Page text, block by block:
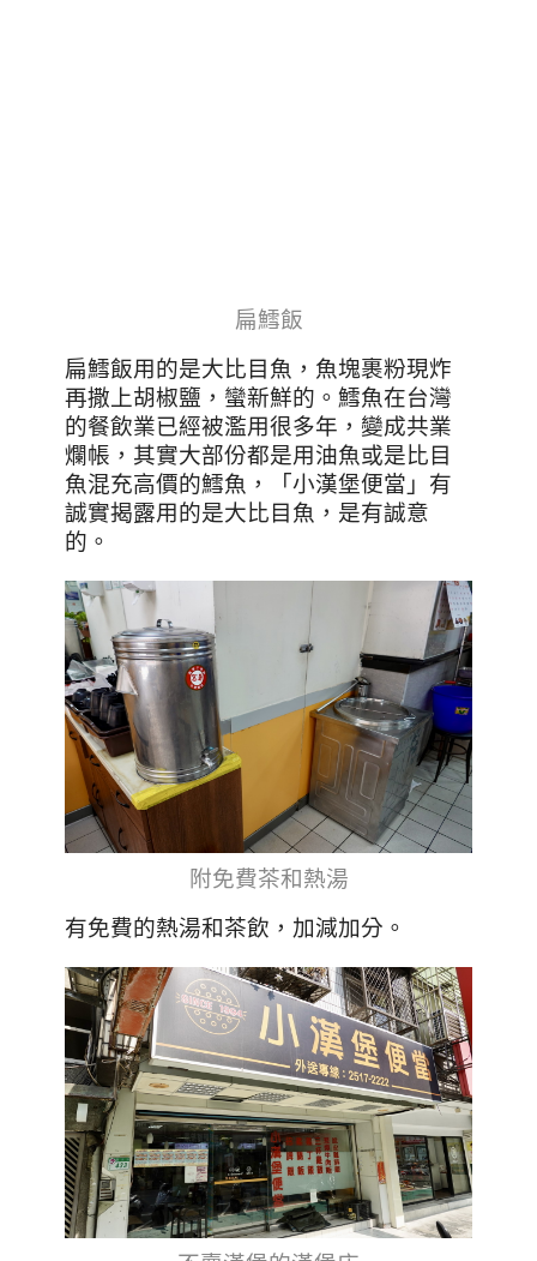
扁鱈飯
扁鱈飯用的是大比目魚，魚塊裹粉現炸
再撒上胡椒鹽，蠻新鮮的。鱈魚在台灣
的餐飲業已經被濫用很多年，變成共業
爛帳，其實大部份都是用油魚或是比目
魚混充高價的鱈魚，「小漢堡便當」有
誠實揭露用的是大比目魚，是有誠意
的。
附免費茶和熱湯
有免費的熱湯和茶飲，加減加分。